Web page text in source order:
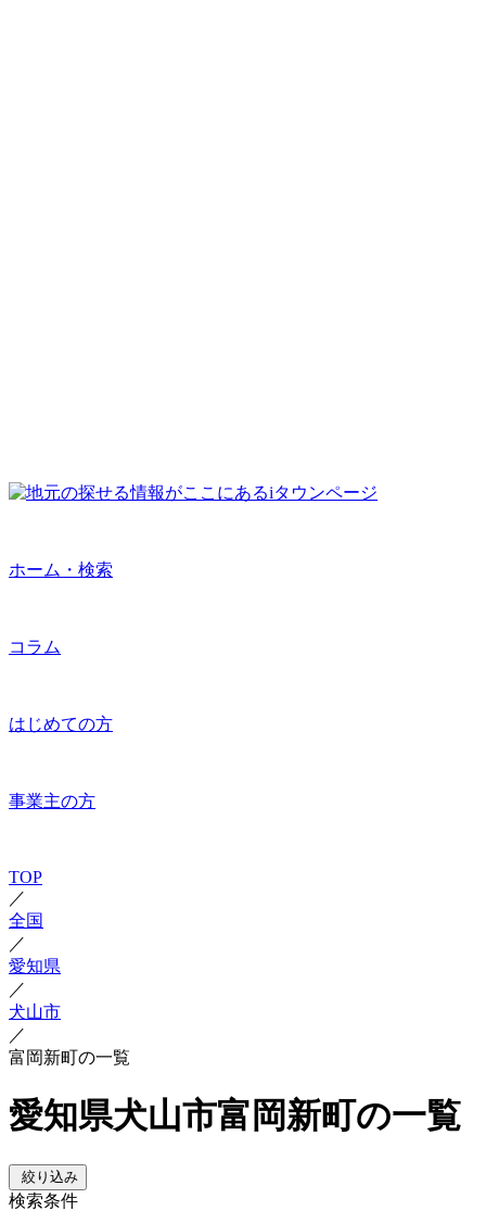
ホーム・検索
コラム
はじめての方
事業主の方
TOP
／
全国
／
愛知県
／
犬山市
／
富岡新町の一覧
愛知県犬山市富岡新町の一覧
絞り込み
検索条件